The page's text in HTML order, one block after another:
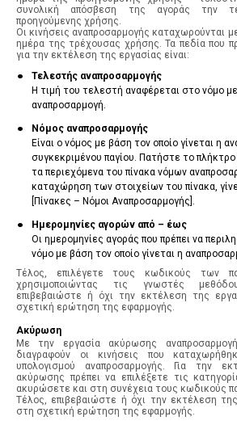
συνολική απόσβεση της αγοράς την
προηγούμενης χρήσης.
Οι κινήσεις αναπροσαρμογής καταχωρούνται
ημέρα της τρέχουσας χρήσης. Τα πεδία που
για την εκτέλεση της εργασίας είναι:
·
Τελεστής αναπροσαρμογής
Η τιμή του τελεστή αναφέρεται στο νόμο
αναπροσαρμογή.
·
Νόμος αναπροσαρμογής
Eίναι ο νόμος με βάση τον οποίο γίνεται η
συγκεκριμένου παγίου. Πατήστε το
τα περιεχόμενα του πίνακα νόμων
καταχώρηση των στοιχείων του πίνακα,
[Πίνακες – Νόμοι Aναπροσαρμογής].
·
Ημερομηνίες αγορών από – έως
Οι ημερομηνίες αγοράς που πρέπει να
νόμο με βάση τον οποίο γίνεται η
Τέλος, επιλέγετε τους κωδικούς των
χρησιμοποιώντας τις γνωστές
επιβεβαιώστε ή όχι την εκτέλεση της
σχετική ερώτηση της εφαρμογής.
Ακύρωση
Με την εργασία ακύρωσης
διαγραφούν οι κινήσεις που
υπολογισμού αναπροσαρμογής. Για την
ακύρωσης πρέπει να επιλέξετε τις
ακυρώσετε και στη συνέχεια τους κωδικούς
Τέλος, επιβεβαιώστε ή όχι την εκτέλεση
στη σχετική ερώτηση της εφαρμογής.